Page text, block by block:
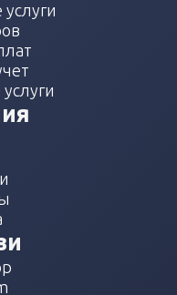
услуги